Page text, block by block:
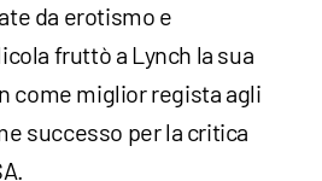
da erotismo e
fruttò a Lynch la sua
come miglior regista agli
successo per la critica